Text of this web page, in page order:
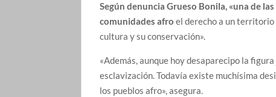
Según denuncia Grueso Bonila, «una de
comunidades afro el derecho a un territorio
cultura y su conservación».
«Además, aunque hoy desaparecipo la
esclavización. Todavía existe muchísima
los pueblos afro», asegura.